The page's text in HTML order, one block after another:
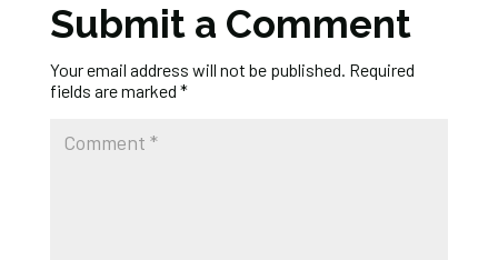
Submit a Comment
Your email address will not be published. Required
fields are marked *